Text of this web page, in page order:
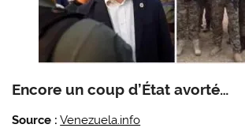
Encore un coup d’État avorté…
Source : Venezuela.info